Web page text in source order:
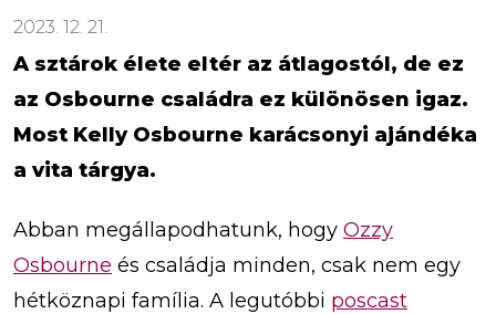
2023. 12. 21.
A sztárok élete eltér az átlagostól, de ez
az Osbourne családra ez különösen igaz.
Most Kelly Osbourne karácsonyi ajándéka
a vita tárgya.
Abban megállapodhatunk, hogy Ozzy
Osbourne és családja minden, csak nem egy
hétköznapi família. A legutóbbi poscast